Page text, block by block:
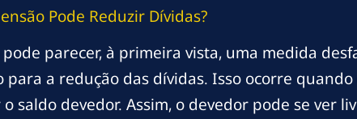
Pode Reduzir Dívidas?
parecer, à primeira vista, uma medida
para a redução das dívidas. Isso ocorre
saldo devedor. Assim, o devedor pode se ver